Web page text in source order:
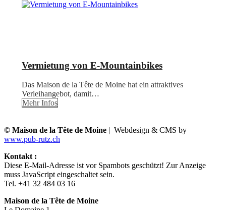
Vermietung von E-Mountainbikes
Das Maison de la Tête de Moine hat ein attraktives
Verleihangebot, damit…
Mehr Infos
© Maison de la Tête de Moine | Webdesign & CMS by
www.pub-rutz.ch
Kontakt :
Diese E-Mail-Adresse ist vor Spambots geschützt! Zur Anzeige
muss JavaScript eingeschaltet sein.
Tel. +41 32 484 03 16
Maison de la Tête de Moine